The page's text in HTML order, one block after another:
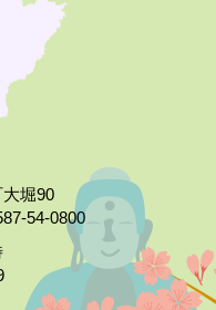
堀90
54-0800